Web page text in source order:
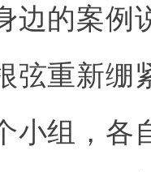
边的案例
弦重新绷
小组，各